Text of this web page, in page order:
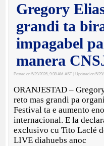
Gregory
grandi ta
impagabel
manera
Posted on 5/29/2026, 9:38 AM AST | Updated on 5/
ORANJESTAD –
reto mas grandi pa
Festival ta e aumento
internacional. E la
exclusivo cu Tito Laclé
LIVE diahuebs anoc